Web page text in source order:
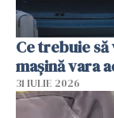
Ce trebuie
mașină vara
31 IULIE 2026